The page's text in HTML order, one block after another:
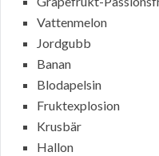
Vattenmelon
Jordgubb
Banan
Blodapelsin
Fruktexplosion
Krusbär
Hallon